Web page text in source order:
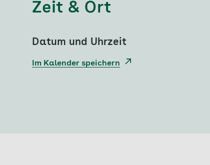
Zeit & Ort
Datum und Uhrzeit
Im Kalender speichern